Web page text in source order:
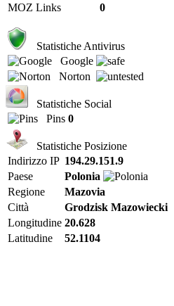
MOZ Links 0
Statistiche Antivirus
Google
Norton
Statistiche Social
Pins 0
Statistiche Posizione
Indirizzo IP 194.29.151.9
Paese
Polonia
Regione
Mazovia
Città
Grodzisk Mazowiecki
Longitudine 20.628
Latitudine
52.1104